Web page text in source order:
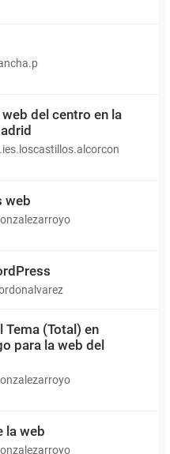
web del centro en la
web
Tema (Total) en
para la web del
la web